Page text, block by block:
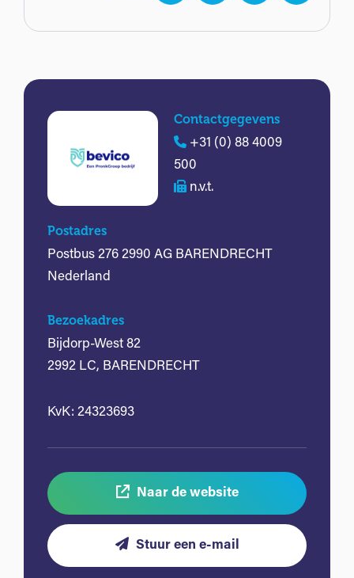
Contactgegevens
+31 (0) 88 4009
500
n.v.t.
Postadres
Postbus 276 2990 AG BARENDRECHT
Nederland
Bezoekadres
Bijdorp-West 82
2992 LC, BARENDRECHT
KvK: 24323693
Naar de website
Stuur een e-mail